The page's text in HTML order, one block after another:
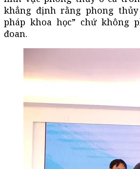
khẳng định rằng phong
pháp khoa học” chứ không
đoan.